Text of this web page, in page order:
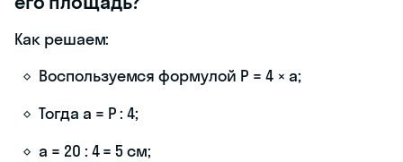
Как решаем:
Воспользуемся формулой P = 4 × a;
Тогда a = P : 4;
a = 20 : 4 = 5 см;